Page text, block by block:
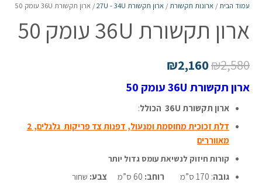
עמוד הבית/ ארונות תקשורת/ ארון תקשורת 27U - 34U / ארון תקשורת 36U עומק 50
ארון תקשורת 36U עומק 50
₪2,580
₪2,160
ארון תקשורת 36U עומק 50
ארון תקשורת 36U הכולל
:
דלת זכוכית מחוסמת ומנעול, דפנות צד פריקות גלגלים, 2
מאווררים
קורות חיזוק לנשיאת עומס גדול יותר
גובה: 170 ס”מ רוחב: צבע: שחור